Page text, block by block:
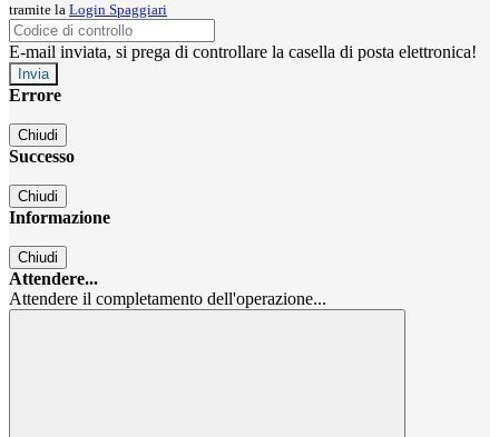
tramite la Login Spaggiari
E-mail inviata, si prega di controllare la casella di posta elettronica!
Errore
Chiudi
Successo
Chiudi
Informazione
Chiudi
Attendere...
Attendere il completamento dell'operazione...